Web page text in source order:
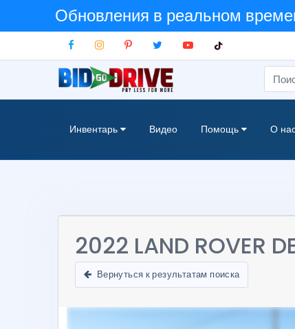
Обновления в реальном
Инвентарь Видео Помощь О
2022 LAND ROVER
Вернуться к результатам поиска